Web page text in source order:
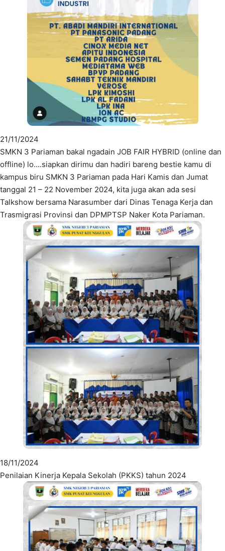
21/11/2024
SMKN 3 Pariaman bakal ngadain JOB FAIR HYBRID (online dan
offline) lo….siapkan dirimu dan hadiri bareng bestie kamu di
kampus biru SMKN 3 Pariaman pada Hari Kamis dan Jumat
tanggal 21 – 22 November 2024, kita juga akan ada sesi
Talkshow bersama Narasumber dari Dinas Tenaga Kerja dan
Trasmigrasi Provinsi dan DPMPTSP Naker Kota Pariaman.
18/11/2024
Penilaian Kinerja Kepala Sekolah (PKKS) tahun 2024